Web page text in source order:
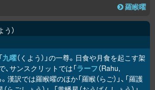
羅睺曜
う
九曜（くよう）」の一尊。日食や月食を起こす架
、サンスクリットでは「ラーフ（Rahu,
漢訳では羅睺曜のほか「羅睺（らご）」、「羅護